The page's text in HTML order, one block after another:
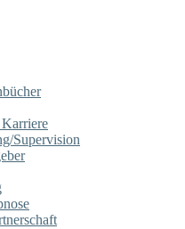
Supervision